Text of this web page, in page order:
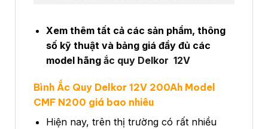
Xem thêm tất cả các sản phẩm, thông
số kỹ thuật và bảng giá đầy đủ các
model hãngắc quy Delkor 12V
Bình Ắc Quy Delkor 12V 200Ah Model
CMF N200 giá bao nhiêu
Hiện nay, trên thị trường có rất nhiều